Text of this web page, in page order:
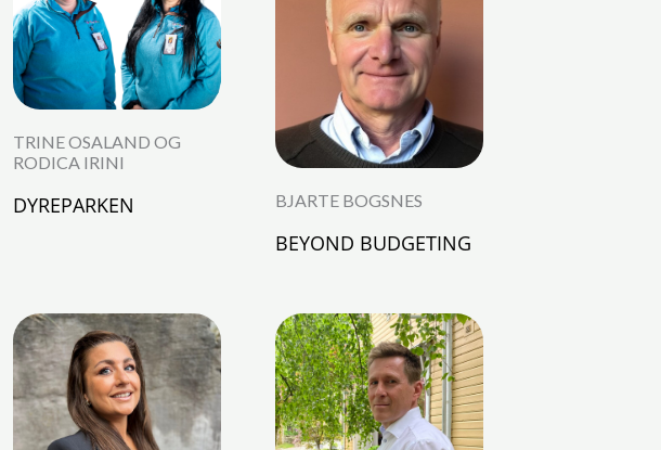
TRINE OSALAND OG
RODICA IRINI
DYREPARKEN BJARTE BOGSNES
BEYOND BUDGETING